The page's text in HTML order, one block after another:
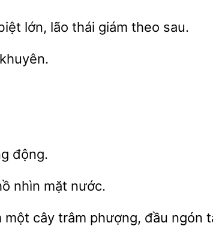
lớn, lão giám theo sau.
nước.
một cây trâm phượng, đầu